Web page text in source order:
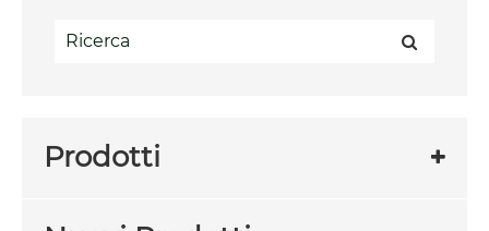
Prodotti